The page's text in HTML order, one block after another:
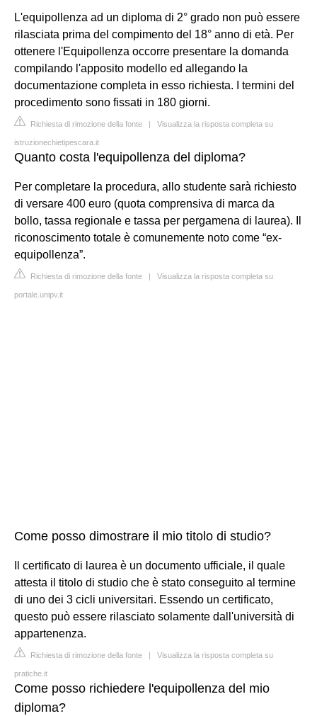
L'equipollenza ad un diploma di 2° grado non può essere
rilasciata prima del compimento del 18° anno di età. Per
ottenere l'Equipollenza occorre presentare la domanda
compilando l'apposito modello ed allegando la
documentazione completa in esso richiesta. I termini del
procedimento sono fissati in 180 giorni.
Richiesta di rimozione della fonte | Visualizza la risposta completa su
istruzionechietipescara.it
Quanto costa l'equipollenza del diploma?
Per completare la procedura, allo studente sarà richiesto
di versare 400 euro (quota comprensiva di marca da
bollo, tassa regionale e tassa per pergamena di laurea). Il
riconoscimento totale è comunemente noto come “ex-
equipollenza”.
Richiesta di rimozione della fonte | Visualizza la risposta completa su
portale.unipv.it
Come posso dimostrare il mio titolo di studio?
Il certificato di laurea è un documento ufficiale, il quale
attesta il titolo di studio che è stato conseguito al termine
di uno dei 3 cicli universitari. Essendo un certificato,
questo può essere rilasciato solamente dall'università di
appartenenza.
Richiesta di rimozione della fonte | Visualizza la risposta completa su
pratiche.it
Come posso richiedere l'equipollenza del mio
diploma?